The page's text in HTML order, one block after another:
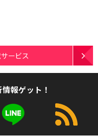
ービス
報ゲット！